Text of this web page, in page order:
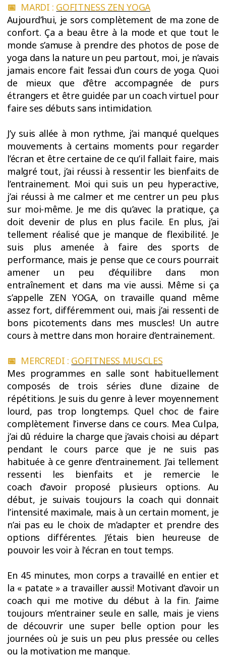
📅 MARDI : GOFITNESS ZEN YOGA
Aujourd’hui, je sors complètement de ma zone de
confort. Ça a beau être à la mode et que tout le
monde s’amuse à prendre des photos de pose de
yoga dans la nature un peu partout, moi, je n’avais
jamais encore fait l’essai d’un cours de yoga. Quoi
de mieux que d’être accompagnée de purs
étrangers et être guidée par un coach virtuel pour
faire ses débuts sans intimidation.
J’y suis allée à mon rythme, j’ai manqué quelques
mouvements à certains moments pour regarder
l’écran et être certaine de ce qu’il fallait faire, mais
malgré tout, j’ai réussi à ressentir les bienfaits de
l’entrainement. Moi qui suis un peu hyperactive,
j’ai réussi à me calmer et me centrer un peu plus
sur moi-même. Je me dis qu’avec la pratique, ça
doit devenir de plus en plus facile. En plus, j’ai
tellement réalisé que je manque de flexibilité. Je
suis plus amenée à faire des sports de
performance, mais je pense que ce cours pourrait
amener un peu d’équilibre dans mon
entraînement et dans ma vie aussi. Même si ça
s’appelle ZEN YOGA, on travaille quand même
assez fort, différemment oui, mais j’ai ressenti de
bons picotements dans mes muscles! Un autre
cours à mettre dans mon horaire d’entrainement.
📅 MERCREDI : GOFITNESS MUSCLES
Mes programmes en salle sont habituellement
composés de trois séries d’une dizaine de
répétitions. Je suis du genre à lever moyennement
lourd, pas trop longtemps. Quel choc de faire
complètement l’inverse dans ce cours. Mea Culpa,
j’ai dû réduire la charge que j’avais choisi au départ
pendant le cours parce que je ne suis pas
habituée à ce genre d’entrainement. J’ai tellement
ressenti les bienfaits et je remercie le
coach d’avoir proposé plusieurs options. Au
début, je suivais toujours la coach qui donnait
l’intensité maximale, mais à un certain moment, je
n’ai pas eu le choix de m’adapter et prendre des
options différentes. J’étais bien heureuse de
pouvoir les voir à l'écran en tout temps.
En 45 minutes, mon corps a travaillé en entier et
la « patate » a travailler aussi! Motivant d’avoir un
coach qui me motive du début à la fin. J’aime
toujours m’entrainer seule en salle, mais je viens
de découvrir une super belle option pour les
journées où je suis un peu plus pressée ou celles
ou la motivation me manque.